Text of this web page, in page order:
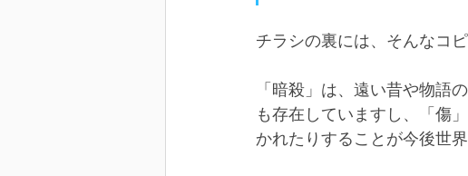
チラシの裏には、そんなコ
「暗殺」は、遠い昔や物語
も存在していますし、「傷
かれたりすることが今後世